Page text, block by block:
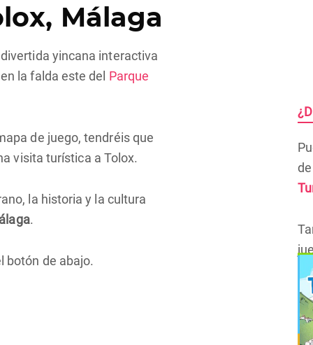
Málaga
yincana interactiva
la falda este del Parque
de juego, tendréis que
visita turística a Tolox.
la historia y la cultura
.
botón de abajo.